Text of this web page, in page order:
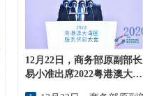
12月22日，商务部原副部长
易小准出席2022粤港澳大湾